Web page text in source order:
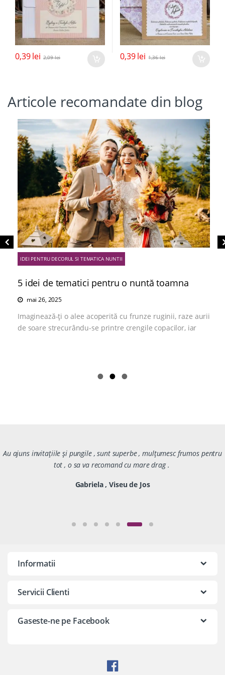
0,39lei 2,09lei 0,39lei 1,36lei
Articole recomandate din blog
IDEI PENTRU DECORUL SI TEMATICA NUNTII
5 idei de tematici pentru o nuntă toamna
mai 26, 2025
Imaginează-ți o alee acoperită cu frunze ruginii, raze aurii
de soare strecurându-se printre crengile copacilor, iar
Au ajuns invitațiile și pungile , sunt superbe , mulțumesc frumos pentru
tot , o sa va recomand cu mare drag .
Gabriela , Viseu de Jos
Informatii
Servicii Clienti
Gaseste-ne pe Facebook